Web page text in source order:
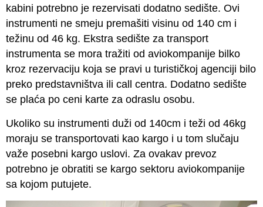
kabini potrebno je rezervisati dodatno sedište. Ovi
instrumenti ne smeju premašiti visinu od 140 cm i
težinu od 46 kg. Ekstra sedište za transport
instrumenta se mora tražiti od aviokompanije bilko
kroz rezervaciju koja se pravi u turističkoj agenciji bilo
preko predstavništva ili call centra. Dodatno sedište
se plaća po ceni karte za odraslu osobu.
Ukoliko su instrumenti duži od 140cm i teži od 46kg
moraju se transportovati kao kargo i u tom slučaju
važe posebni kargo uslovi. Za ovakav prevoz
potrebno je obratiti se kargo sektoru aviokompanije
sa kojom putujete.